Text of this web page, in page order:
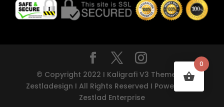
© Copyright 2022 I Kaligrafi V3 Theme by
Zestladesign I All Rights Reserved I Powered by
Zestlad Enterprise
0